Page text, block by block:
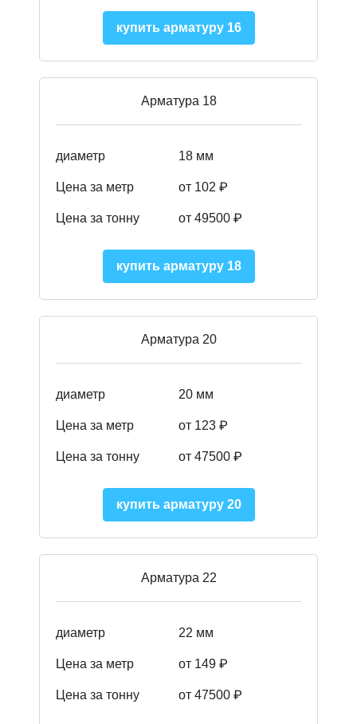
купить арматуру 16
Арматура 18
диаметр 18 мм
Цена за метр от 102 ₽
Цена за тонну от 49500 ₽
купить арматуру 18
Арматура 20
диаметр 20 мм
Цена за метр от 123 ₽
Цена за тонну от 47500 ₽
купить арматуру 20
Арматура 22
диаметр 22 мм
Цена за метр от 149 ₽
Цена за тонну от 47500 ₽